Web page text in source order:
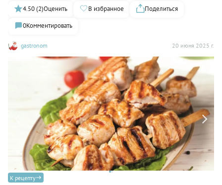
gastronom 20 июня 2025 г.
4.50 (2)Оценить В избранное
Поделиться
0Комментировать
К рецепту